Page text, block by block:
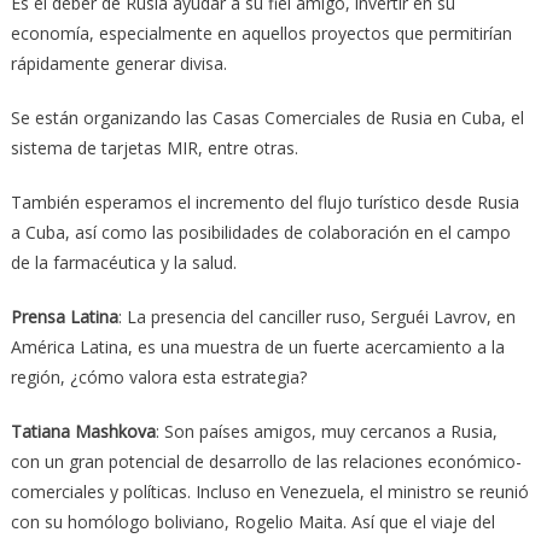
economía, especialmente en aquellos proyectos que permitirían
rápidamente generar divisa.
Se están organizando las Casas Comerciales de Rusia en Cuba, el
sistema de tarjetas MIR, entre otras.
También esperamos el incremento del flujo turístico desde Rusia
a Cuba, así como las posibilidades de colaboración en el campo
de la farmacéutica y la salud.
Prensa Latina: La presencia del canciller ruso, Serguéi Lavrov, en
América Latina, es una muestra de un fuerte acercamiento a la
región, ¿cómo valora esta estrategia?
Tatiana Mashkova: Son países amigos, muy cercanos a Rusia,
con un gran potencial de desarrollo de las relaciones económico-
comerciales y políticas. Incluso en Venezuela, el ministro se reunió
con su homólogo boliviano, Rogelio Maita. Así que el viaje del